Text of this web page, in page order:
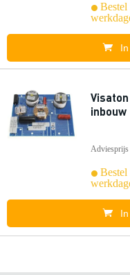
Bestel
inbouw
Adviesprijs
Bestel